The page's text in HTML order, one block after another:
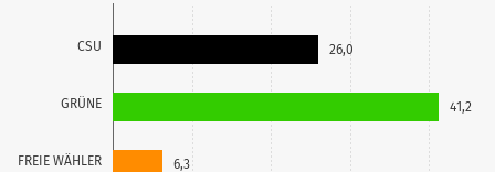
CSU
GRÜNE
FREIE WÄHLER
26,0
41,2
6,3